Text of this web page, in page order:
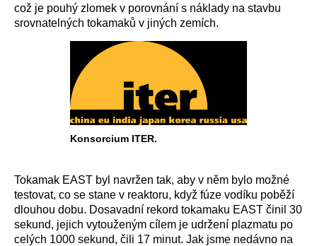
což je pouhý zlomek v porovnání s náklady na stavbu
srovnatelných tokamaků v jiných zemích.
Konsorcium ITER.
Tokamak EAST byl navržen tak, aby v něm bylo možné
testovat, co se stane v reaktoru, když fúze vodíku poběží
dlouhou dobu. Dosavadní rekord tokamaku EAST činil 30
sekund, jejich vytouženým cílem je udržení plazmatu po
celých 1000 sekund, čili 17 minut. Jak jsme nedávno na